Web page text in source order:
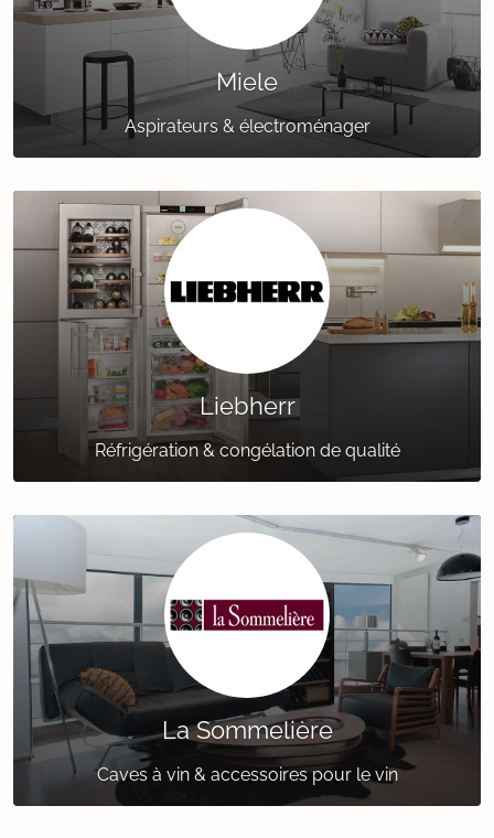
Miele
Aspirateurs & électroménager
Liebherr
Réfrigération & congélation de qualité
La Sommelière
Caves à vin & accessoires pour le vin